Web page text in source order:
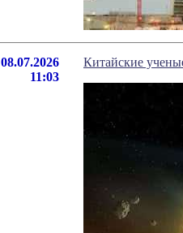
08.07.2026
11:03
Китайские